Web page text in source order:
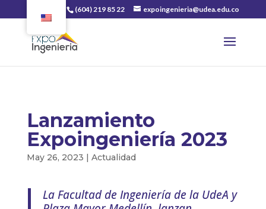
(604) 219 85 22 expoingenieria@udea.edu.co
Lanzamiento
Expoingeniería 2023
May 26, 2023 | Actualidad
La Facultad de Ingeniería de la UdeA y